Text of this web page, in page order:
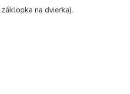
na dvierka).